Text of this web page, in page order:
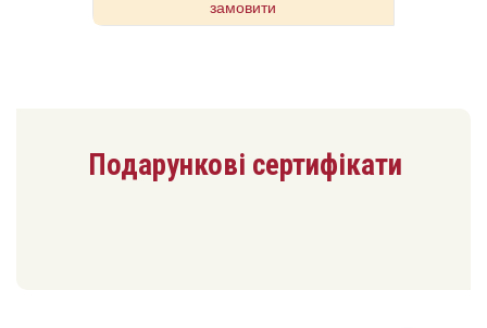
замовити
Подарункові сертифікати